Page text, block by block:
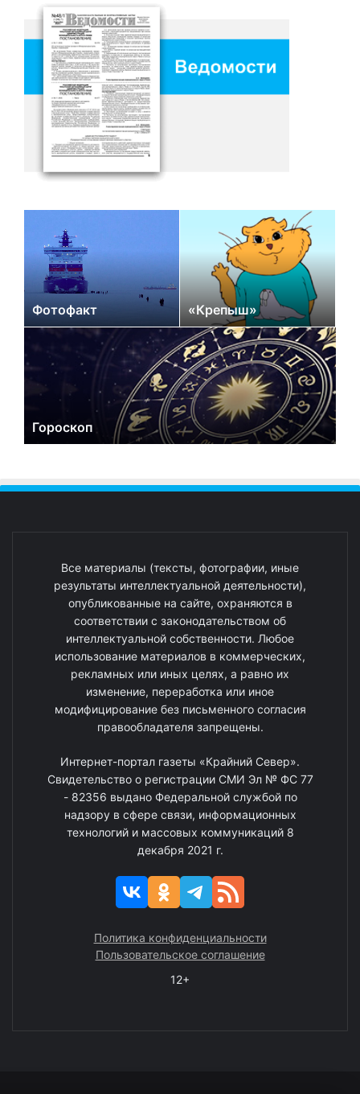
Фотофакт «Крепыш»
Гороскоп
Все материалы (тексты, фотографии, иные
результаты интеллектуальной деятельности),
опубликованные на сайте, охраняются в
соответствии с законодательством об
интеллектуальной собственности. Любое
использование материалов в коммерческих,
рекламных или иных целях, а равно их
изменение, переработка или иное
модифицирование без письменного согласия
правообладателя запрещены.
Интернет-портал газеты «Крайний Север».
Свидетельство о регистрации СМИ Эл № ФС 77
- 82356 выдано Федеральной службой по
надзору в сфере связи, информационных
технологий и массовых коммуникаций 8
декабря 2021 г.
Политика конфиденциальности
Пользовательское соглашение
12+